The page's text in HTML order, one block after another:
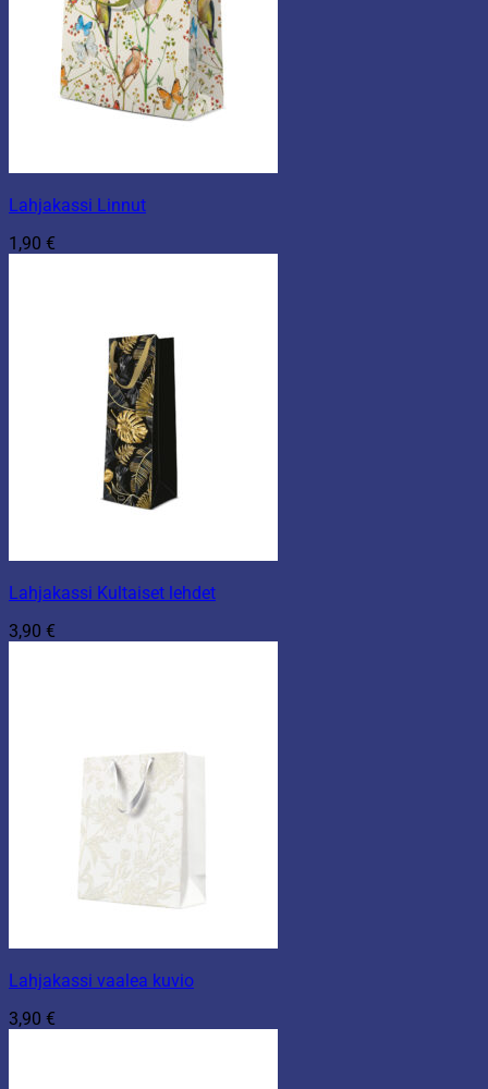
Lahjakassi Linnut
1,90 €
Lahjakassi Kultaiset lehdet
3,90 €
Lahjakassi vaalea kuvio
3,90 €